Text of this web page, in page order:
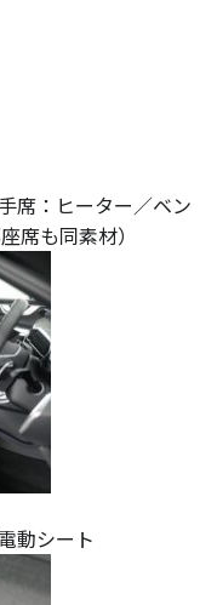
席：ヒーター／ベン
席も同素材）
動シート